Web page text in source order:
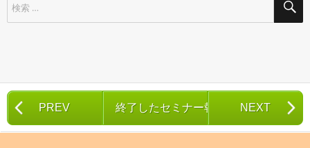
PREV 終了したセミナー報告一覧NEXT